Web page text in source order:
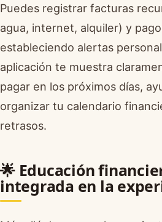
Puedes registrar facturas
agua, internet, alquiler) y
estableciendo alertas
aplicación te muestra
pagar en los próximos días,
organizar tu calendario
retrasos.
🌟 Educación
integrada en la